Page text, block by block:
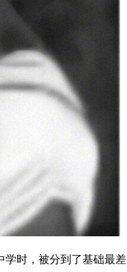
学时，被分到了基础最差